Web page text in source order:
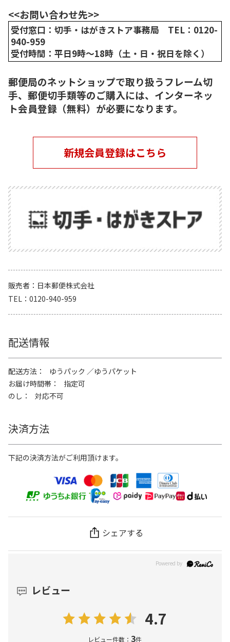
<<お問い合わせ先>>
受付窓口：切手・はがきストア事務局 TEL：0120-
940-959
受付時間：平日9時～18時（土・日・祝日を除く）
郵便局のネットショップで取り扱うフレーム切
手、郵便切手類等のご購入には、インターネッ
ト会員登録（無料）が必要になります。
新規会員登録はこちら
販売者
日本郵便株式会社
TEL
0120-940-959
配送情報
配送方法 ゆうパック
ゆうパケット
お届け時間帯
指定可
のし
対応不可
決済方法
下記の決済方法がご利用頂けます。
シェアする
レビュー
4.7
レビュー件数：3件